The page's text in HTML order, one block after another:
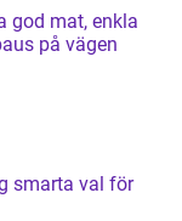
på vägen